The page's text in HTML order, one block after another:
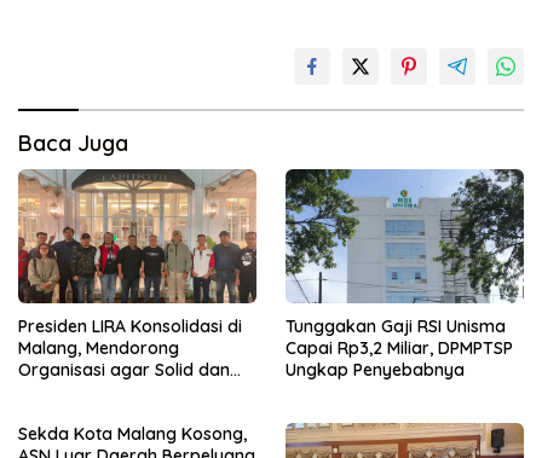
Baca Juga
Presiden LIRA Konsolidasi di
Malang, Mendorong
Organisasi agar Solid dan
Tunggakan Gaji RSI Unisma
Capai Rp3,2 Miliar, DPMPTSP
Ungkap Penyebabnya
Sekda Kota Malang Kosong,